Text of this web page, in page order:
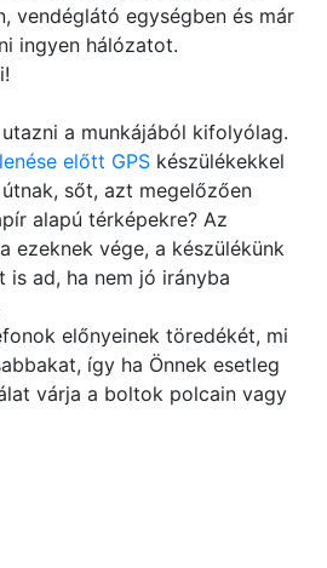
vendéglátó egységben és már
ingyen hálózatot.
a munkájából kifolyólag.
előtt GPS készülékekkel
sőt, azt megelőzően
alapú térképekre? Az
ezeknek vége, a készülékünk
is ad, ha nem jó irányba
előnyeinek töredékét, mi
így ha Önnek esetleg
várja a boltok polcain vagy